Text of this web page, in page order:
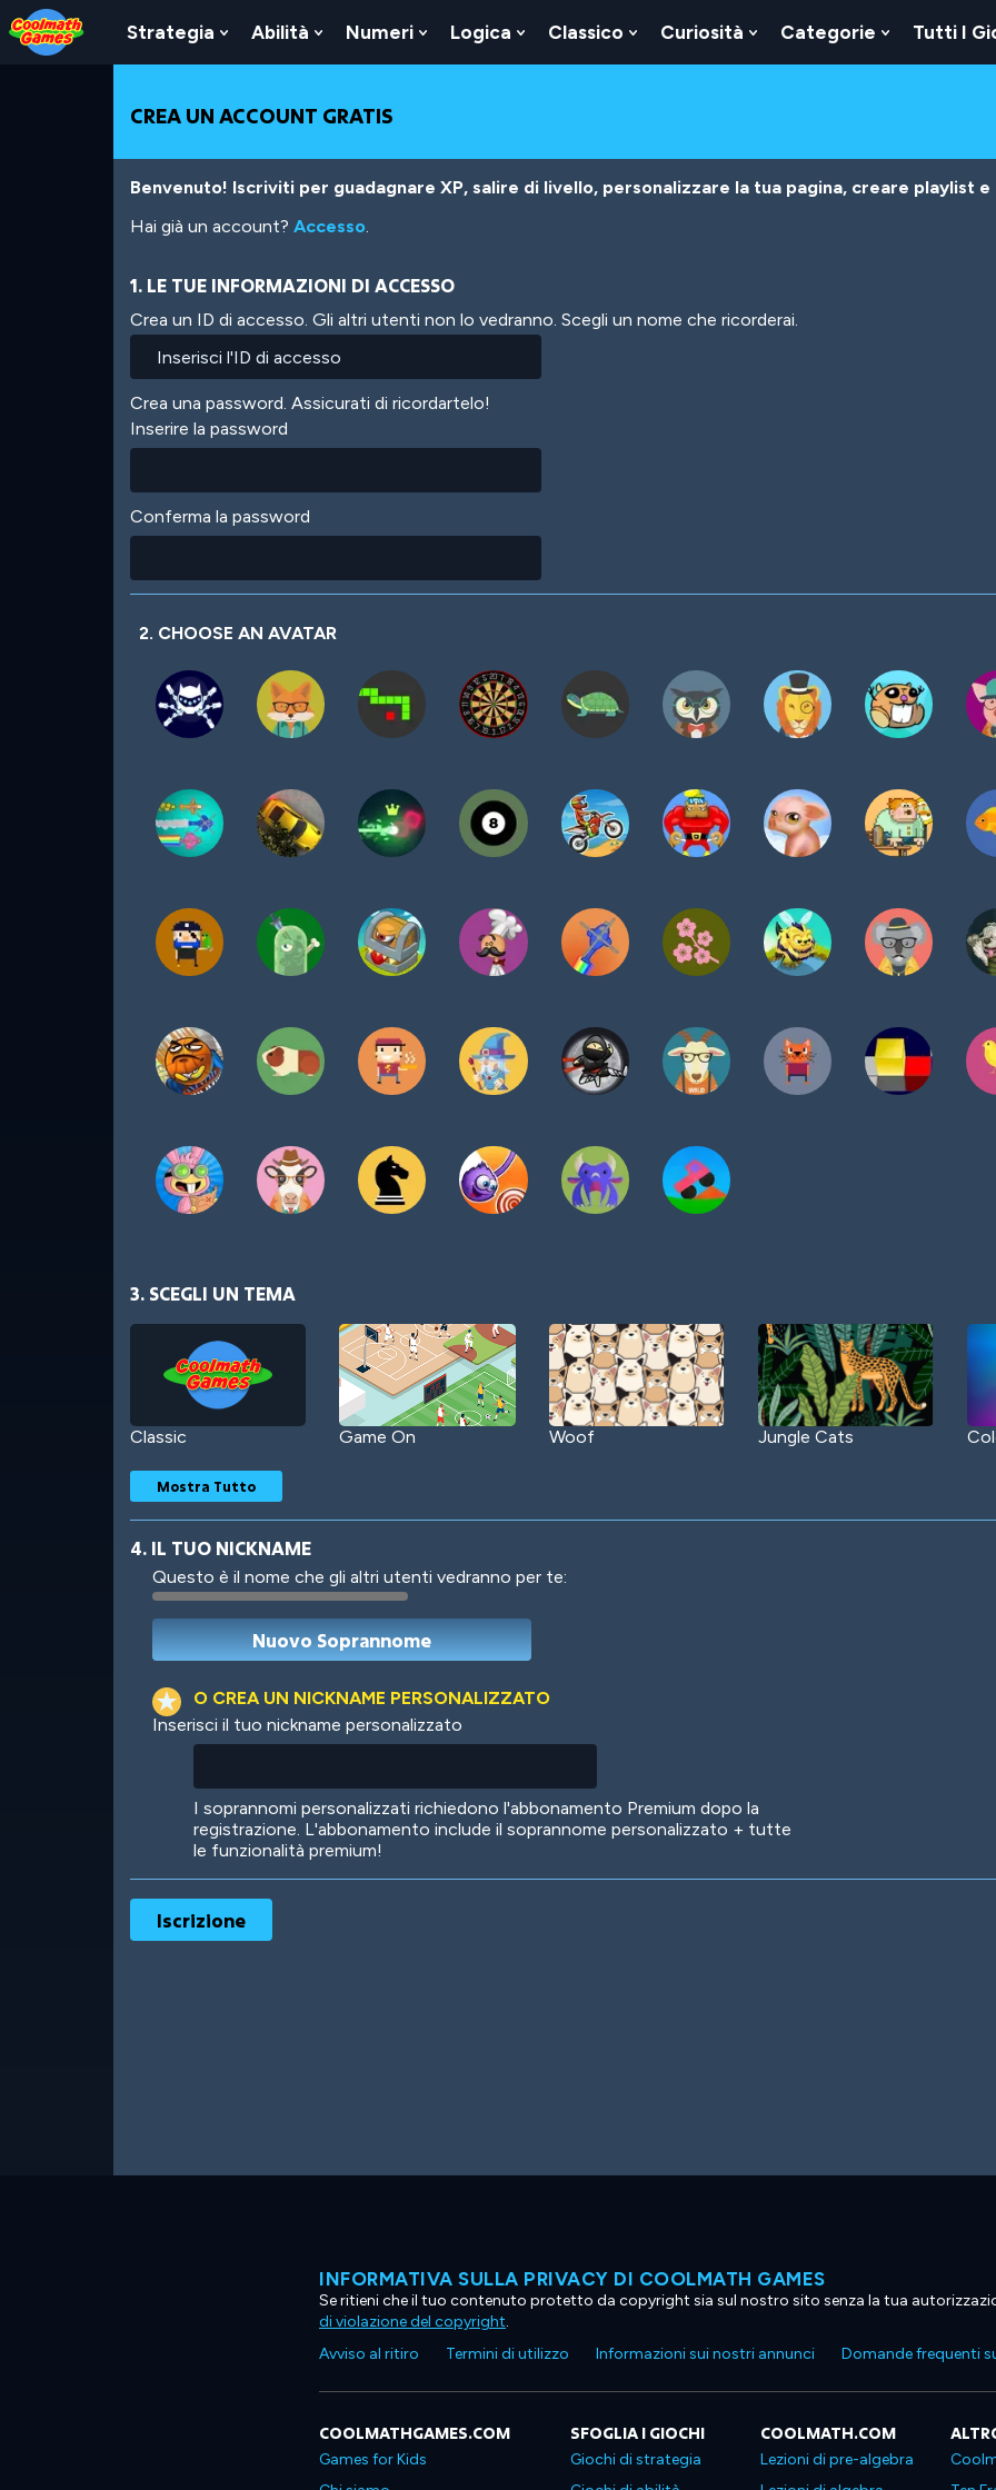
Skip
to
Top
Skip
to
Navigation
Skip
to
Main
Skip
to
Footer
Salta
al
contenuto
Strategia
Show
Submenu
Strategia
Abilità
Show
Submenu
Abilità
Numeri
Show
Submenu
Logica
Show
Submenu
Classico
Show
Submenu
Curiosità
Show
Submenu
Categorie
Show
Submenu
Tutti I
CREA UN ACCOUNT GRATIS
Benvenuto! Iscriviti per guadagnare XP, salire di livello, personalizzare la tua pagina, creare playlist
Hai già un account? Accesso.
1. LE TUE INFORMAZIONI DI ACCESSO
Crea un ID di accesso. Gli altri utenti non lo vedranno. Scegli un nome che ricorderai.
Crea una password. Assicurati di ricordartelo!
Inserire la password
Conferma la password
2. CHOOSE AN AVATAR
3. SCEGLI UN TEMA
Classic Game On Woof Jungle Cats
Robotic International
Ooh! Aah!
Mostra Tutto
4. IL TUO NICKNAME
Questo è il nome che gli altri utenti vedranno per te:
O CREA UN NICKNAME PERSONALIZZATO
Inserisci il tuo nickname personalizzato
I soprannomi personalizzati richiedono l'abbonamento Premium dopo la
registrazione. L'abbonamento include il soprannome personalizzato + tutte
le funzionalità premium!
INFORMATIVA SULLA PRIVACY DI COOLMATH GAMES
Se ritieni che il tuo contenuto protetto da copyright sia sul nostro sito senza la tua
di violazione del copyright.
Avviso al ritiro
Termini di utilizzo Informazioni sui nostri annunci Domande frequenti
COOLMATHGAMES.COM
Games for Kids
SFOGLIA I GIOCHI
Giochi di strategia
COOLMATH.COM
Lezioni di pre-algebra